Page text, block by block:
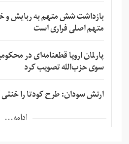
بازداشت شش متهم به ربایش و
متهم اصلی فراری است
پارلمان اروپا قطعنامه‌ای در
سوی حزب‌الله تصویب کرد
ارتش سودان: طرح کودتا را
ادامه...